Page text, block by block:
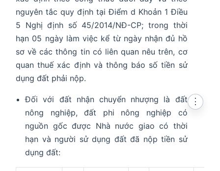
nguyên tắc quy định tại Điểm d Khoản 1 Điều
5 Nghị định số 45/2014/NĐ-CP; trong thời
hạn 05 ngày làm việc kể từ ngày nhận đủ hồ
sơ về các thông tin có liên quan nêu trên, cơ
quan thuế xác định và thông báo số tiền sử
dụng đất phải nộp.
Đối với đất nhận chuyển nhượng là đất
nông nghiệp, đất phi nông nghiệp có
nguồn gốc được Nhà nước giao có thời
hạn và người sử dụng đất đã nộp tiền sử
dụng đất:
⋮